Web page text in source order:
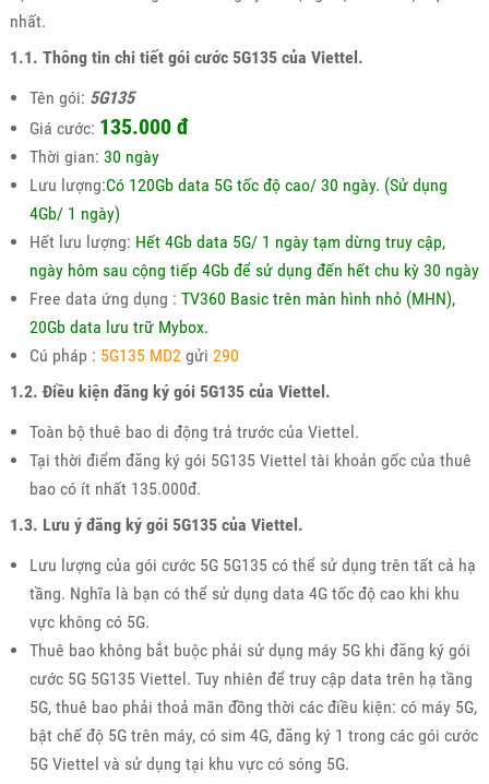
nhất.
1.1. Thông tin chi tiết gói cước 5G135 của Viettel.
Tên gói: 5G135
Giá cước: 135.000 đ
Thời gian: 30 ngày
Lưu lượng:Có 120Gb data 5G tốc độ cao/ 30 ngày. (Sử dụng
4Gb/ 1 ngày)
Hết lưu lượng: Hết 4Gb data 5G/ 1 ngày tạm dừng truy cập,
ngày hôm sau cộng tiếp 4Gb để sử dụng đến hết chu kỳ 30 ngày
Free data ứng dụng : TV360 Basic trên màn hình nhỏ (MHN),
20Gb data lưu trữ Mybox.
Cú pháp : 5G135 MD2gửi 290
1.2. Điều kiện đăng ký gói 5G135 của Viettel.
Toàn bộ thuê bao di động trả trước của Viettel.
Tại thời điểm đăng ký gói 5G135 Viettel tài khoản gốc của thuê
bao có ít nhất 135.000đ.
1.3. Lưu ý đăng ký gói 5G135 của Viettel.
Lưu lượng của gói cước 5G 5G135 có thể sử dụng trên tất cả hạ
tầng. Nghĩa là bạn có thể sử dụng data 4G tốc độ cao khi khu
vực không có 5G.
Thuê bao không bắt buộc phải sử dụng máy 5G khi đăng ký gói
cước 5G 5G135 Viettel. Tuy nhiên để truy cập data trên hạ tầng
5G, thuê bao phải thoả mãn đồng thời các điều kiện: có máy 5G,
bật chế độ 5G trên máy, có sim 4G, đăng ký 1 trong các gói cước
5G Viettel và sử dụng tại khu vực có sóng 5G.